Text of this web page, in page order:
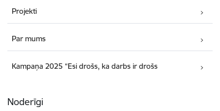
Projekti
Par mums
Kampaņa 2025 “Esi drošs, ka darbs ir drošs
Noderīgi